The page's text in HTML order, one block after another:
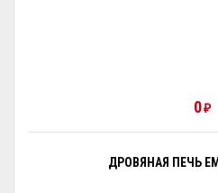
0 ₽
ДРОВЯНАЯ ПЕЧЬ